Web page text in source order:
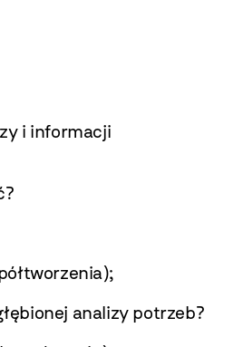
i informacji
analizy potrzeb?